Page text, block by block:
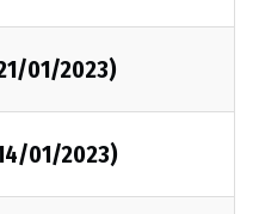
01/2023)
01/2023)